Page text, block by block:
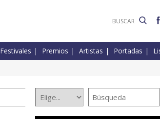
Festivales Premios Artistas Portadas